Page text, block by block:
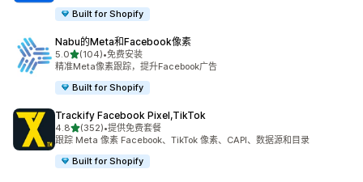
Built for Shopify
Nabu的Meta和Facebook像素
5.0星（满分 5 星）
(104)
总共 104 条评论
•免费安装
精准Meta像素跟踪，提升Facebook广告
Built for Shopify
Trackify Facebook Pixel,TikTok
4.8星（满分 5 星）
(352)
总共 352 条评论
•提供免费套餐
跟踪 Meta 像素 Facebook、TikTok 像素、CAPI、数据源和目录
Built for Shopify